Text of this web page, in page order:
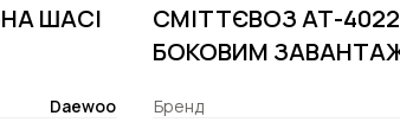
ШАСІ
Daewoo
СМІТТЄВОЗ АТ-
БОКОВИМ
Бренд